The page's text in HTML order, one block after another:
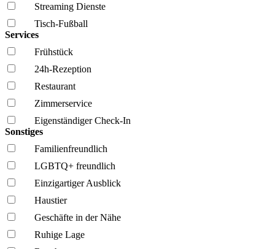
Streaming Dienste
Tisch-Fußball
Services
Frühstück
24h-Rezeption
Restaurant
Zimmerservice
Eigenständiger Check-In
Sonstiges
Familien­freundlich
LGBTQ+ freundlich
Einzigartiger Ausblick
Haustier
Geschäfte in der Nähe
Ruhige Lage